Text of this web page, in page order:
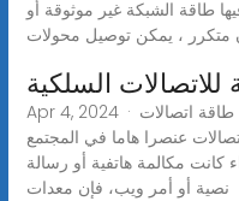
طاقة الشبكة غير موثوقة أو
متكرر ، يمكن توصيل محولات
للاتصالات السلكية
Apr 4, 2024 · تمهد الحلول الجديدة الطريق لإمدادات طاقة اتصالات
عنصرا هاما في المجتمع
كانت مكالمة هاتفية أو رسالة
نصية أو أمر ويب، فإن معدات